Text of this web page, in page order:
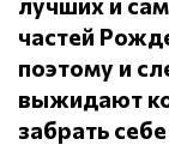
частей
поэтому и
выжидают
забрать